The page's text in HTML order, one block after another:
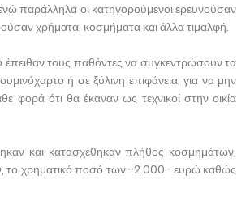
παράλληλα οι κατηγορούμενοι ερευνούσαν
χρήματα, κοσμήματα και άλλα τιμαλφή.
έπειθαν τους παθόντες να συγκεντρώσουν τα
ή σε ξύλινη επιφάνεια, για να μην
φορά ότι θα έκαναν ως τεχνικοί στην οικία
και κατασχέθηκαν πλήθος κοσμημάτων,
το χρηματικό ποσό των -2.000- ευρώ καθώς